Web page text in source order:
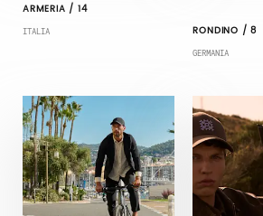
ARMERIA / 14
ITALIA RONDINO / 8
GERMANIA